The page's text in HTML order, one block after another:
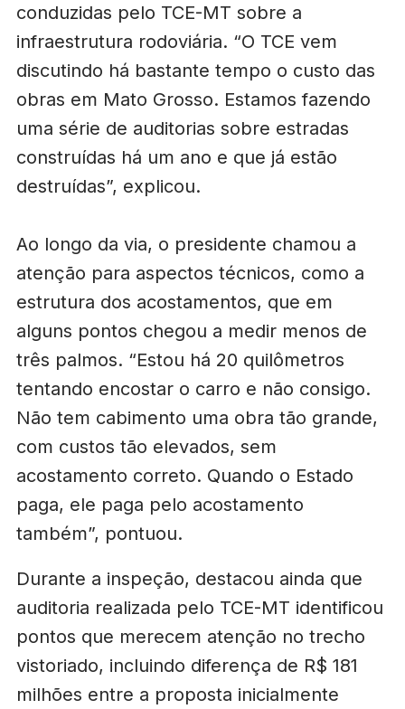
conduzidas pelo TCE-MT sobre a
infraestrutura rodoviária. “O TCE vem
discutindo há bastante tempo o custo das
obras em Mato Grosso. Estamos fazendo
uma série de auditorias sobre estradas
construídas há um ano e que já estão
destruídas”, explicou.
Ao longo da via, o presidente chamou a
atenção para aspectos técnicos, como a
estrutura dos acostamentos, que em
alguns pontos chegou a medir menos de
três palmos. “Estou há 20 quilômetros
tentando encostar o carro e não consigo.
Não tem cabimento uma obra tão grande,
com custos tão elevados, sem
acostamento correto. Quando o Estado
paga, ele paga pelo acostamento
também”, pontuou.
Durante a inspeção, destacou ainda que
auditoria realizada pelo TCE-MT identificou
pontos que merecem atenção no trecho
vistoriado, incluindo diferença de R$ 181
milhões entre a proposta inicialmente